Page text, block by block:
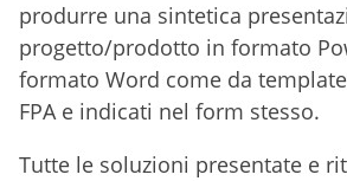
produrre una sintetica
progetto/prodotto in formato
formato Word come da
FPA e indicati nel form stesso.
Tutte le soluzioni presentate e